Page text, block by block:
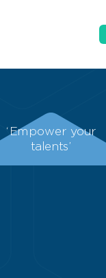
‘Empower your
talents’